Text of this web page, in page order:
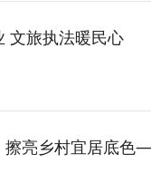
文旅执法暖民心
擦亮乡村宜居底